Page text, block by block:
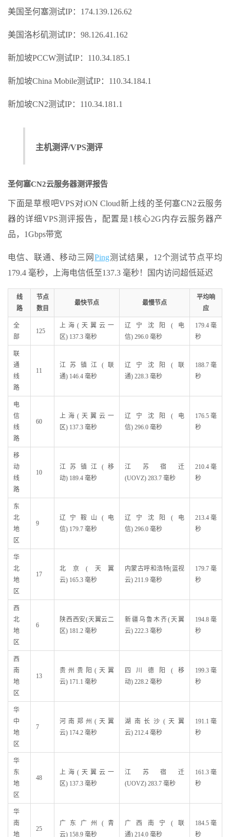
美国圣何塞测试IP：174.139.126.62
美国洛杉矶测试IP：98.126.41.162
新加坡PCCW测试IP：110.34.185.1
新加坡China Mobile测试IP：110.34.184.1
新加坡CN2测试IP：110.34.181.1
主机测评/VPS测评
圣何塞CN2云服务器测评报告
下面是草根吧VPS对iON Cloud新上线的圣何塞CN2云服务
器的详细VPS测评报告，配置是1核心2G内存云服务器产
品，1Gbps带宽
电信、联通、移动三网Ping测试结果，12个测试节点平均
179.4 毫秒，上海电信低至137.3 毫秒！国内访问超低延迟
线
路
节点
数目
最快节点 最慢节点
平均响
应
全
部
125
上海(天翼云一
区) 137.3 毫秒
辽宁沈阳(电
信) 296.0 毫秒
179.4 毫
秒
联
通
线
路
11
江苏镇江(联
通) 146.4 毫秒
辽宁沈阳(联
通) 228.3 毫秒
188.7 毫
秒
电
信
线
路
60
上海(天翼云一
区) 137.3 毫秒
辽宁沈阳(电
信) 296.0 毫秒
176.5 毫
秒
移
动
线
路
10
江苏镇江(移
动) 189.4 毫秒
江苏宿迁
(UOVZ) 283.7 毫秒
210.4 毫
秒
东
北
地
区
9
辽宁鞍山(电
信) 179.7 毫秒
辽宁沈阳(电
信) 296.0 毫秒
213.4 毫
秒
华
北
地
区
17
北京(天翼
云) 165.3 毫秒
内蒙古呼和浩特(蓝视
云) 211.9 毫秒
179.7 毫
秒
西
北
地
区
6
陕西西安(天翼云二
区) 181.2 毫秒
新疆乌鲁木齐(天翼
云) 222.3 毫秒
194.8 毫
秒
西
南
地
区
13
贵州贵阳(天翼
云) 171.1 毫秒
四川德阳(移
动) 228.2 毫秒
199.3 毫
秒
华
中
地
区
7
河南郑州(天翼
云) 174.2 毫秒
湖南长沙(天翼
云) 212.4 毫秒
191.1 毫
秒
华
东
地
区
48
上海(天翼云一
区) 137.3 毫秒
江苏宿迁
(UOVZ) 283.7 毫秒
161.3 毫
秒
华
南
地
25
广东广州(青
云) 158.9 毫秒
广西南宁(联
通) 214.0 毫秒
184.5 毫
秒